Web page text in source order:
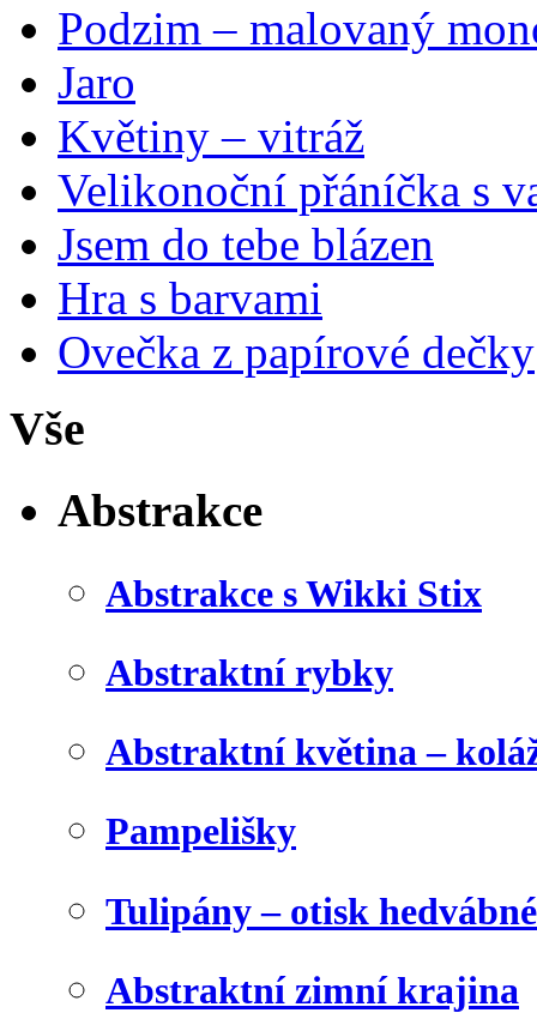
Podzim – malovaný
Jaro
Květiny – vitráž
Velikonoční přáníčka s
Jsem do tebe blázen
Hra s barvami
Ovečka z papírové dečky
Vše
Abstrakce
Abstrakce s Wikki Stix
Abstraktní rybky
Abstraktní květina –
Pampelišky
Tulipány – otisk
Abstraktní zimní krajina